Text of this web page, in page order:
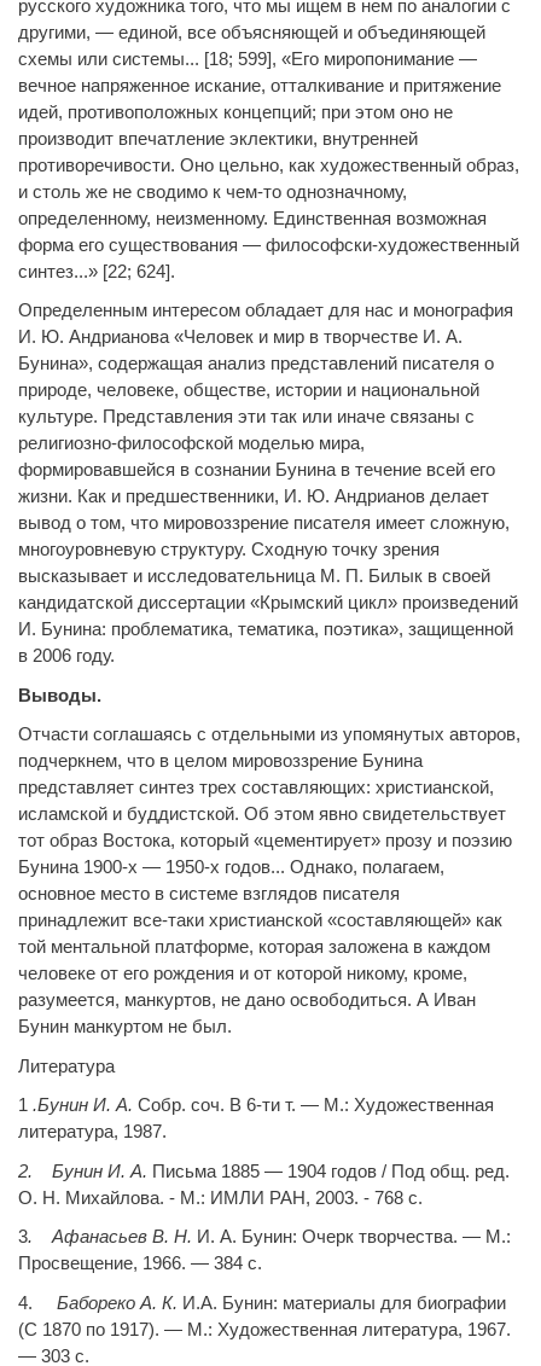
русского художника того, что мы ищем в нем по аналогии с
другими, — единой, все объясняющей и объединяющей
схемы или системы... [18; 599], «Его миропонимание —
вечное напряженное искание, отталкивание и притяжение
идей, противоположных концепций; при этом оно не
производит впечатление эклектики, внутренней
противоречивости. Оно цельно, как художественный образ,
и столь же не сводимо к чем-то однозначному,
определенному, неизменному. Единственная возможная
форма его существования — философски-художественный
синтез...» [22; 624].
Определенным интересом обладает для нас и монография
И. Ю. Андрианова «Человек и мир в творчестве И. А.
Бунина», содержащая анализ представлений писателя о
природе, человеке, обществе, истории и национальной
культуре. Представления эти так или иначе связаны с
религиозно-философской моделью мира,
формировавшейся в сознании Бунина в течение всей его
жизни. Как и предшественники, И. Ю. Андрианов делает
вывод о том, что мировоззрение писателя имеет сложную,
многоуровневую структуру. Сходную точку зрения
высказывает и исследовательница М. П. Билык в своей
кандидатской диссертации «Крымский цикл» произведений
И. Бунина: проблематика, тематика, поэтика», защищенной
в 2006 году.
Выводы.
Отчасти соглашаясь с отдельными из упомянутых авторов,
подчеркнем, что в целом мировоззрение Бунина
представляет синтез трех составляющих: христианской,
исламской и буддистской. Об этом явно свидетельствует
тот образ Востока, который «цементирует» прозу и поэзию
Бунина 1900-х — 1950-х годов... Однако, полагаем,
основное место в системе взглядов писателя
принадлежит все-таки христианской «составляющей» как
той ментальной платформе, которая заложена в каждом
человеке от его рождения и от которой никому, кроме,
разумеется, манкуртов, не дано освободиться. А Иван
Бунин манкуртом не был.
Литература
1 .Бунин И. А. Собр. соч. В 6-ти т. — М.: Художественная
литература, 1987.
2. Бунин И. А. Письма 1885 — 1904 годов / Под общ. ред.
О. Н. Михайлова. - М.: ИМЛИ РАН, 2003. - 768 с.
3. Афанасьев В. Н. И. А. Бунин: Очерк творчества. — М.:
Просвещение, 1966. — 384 с.
4. Бабореко А. К. И.А. Бунин: материалы для биографии
(С 1870 по 1917). — М.: Художественная литература, 1967.
— 303 с.